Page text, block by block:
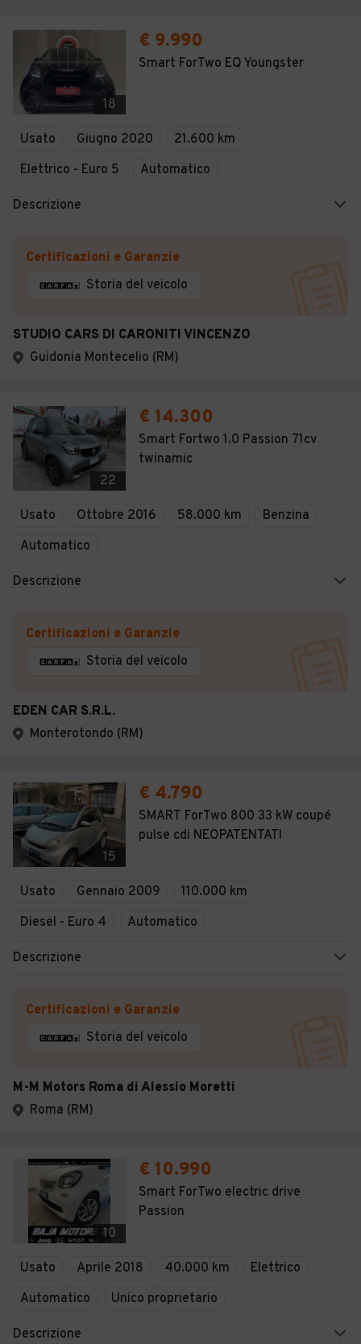
18
€ 9.990
Smart ForTwo EQ Youngster
Usato Giugno 2020
21.600 km
Elettrico - Euro 5
Automatico
Descrizione
Certificazioni e Garanzie
Storia del veicolo
STUDIO CARS DI CARONITI VINCENZO
Guidonia Montecelio (RM)
22
€ 14.300
Smart Fortwo 1.0 Passion 71cv
twinamic
Usato Ottobre 2016 58.000 km
Benzina
Automatico
Descrizione
Certificazioni e Garanzie
Storia del veicolo
EDEN CAR S.R.L.
Monterotondo (RM)
15
€ 4.790
SMART ForTwo 800 33 kW coupé
pulse cdi NEOPATENTATI
Usato Gennaio 2009
110.000 km
Diesel - Euro 4
Automatico
Descrizione
Certificazioni e Garanzie
Storia del veicolo
M-M Motors Roma di Alessio Moretti
Roma (RM)
10
€ 10.990
Smart ForTwo electric drive
Passion
Usato Aprile 2018 40.000 km
Elettrico
Automatico
Unico proprietario
Descrizione